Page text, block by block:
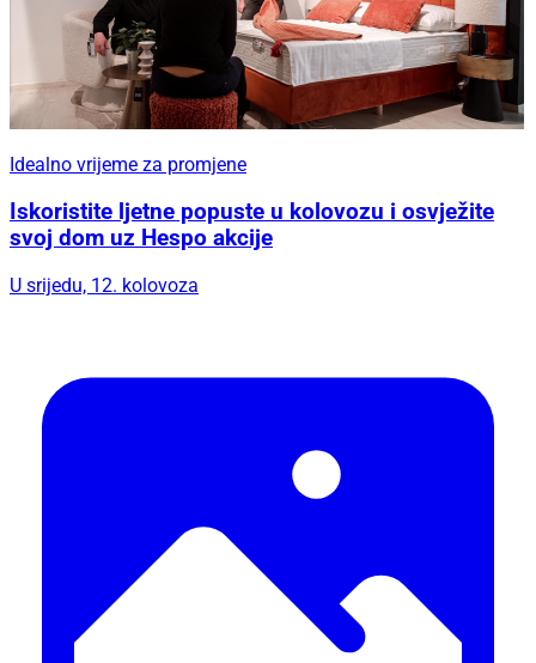
Idealno vrijeme za promjene
Iskoristite ljetne popuste u kolovozu i osvježite
svoj dom uz Hespo akcije
U srijedu, 12. kolovoza